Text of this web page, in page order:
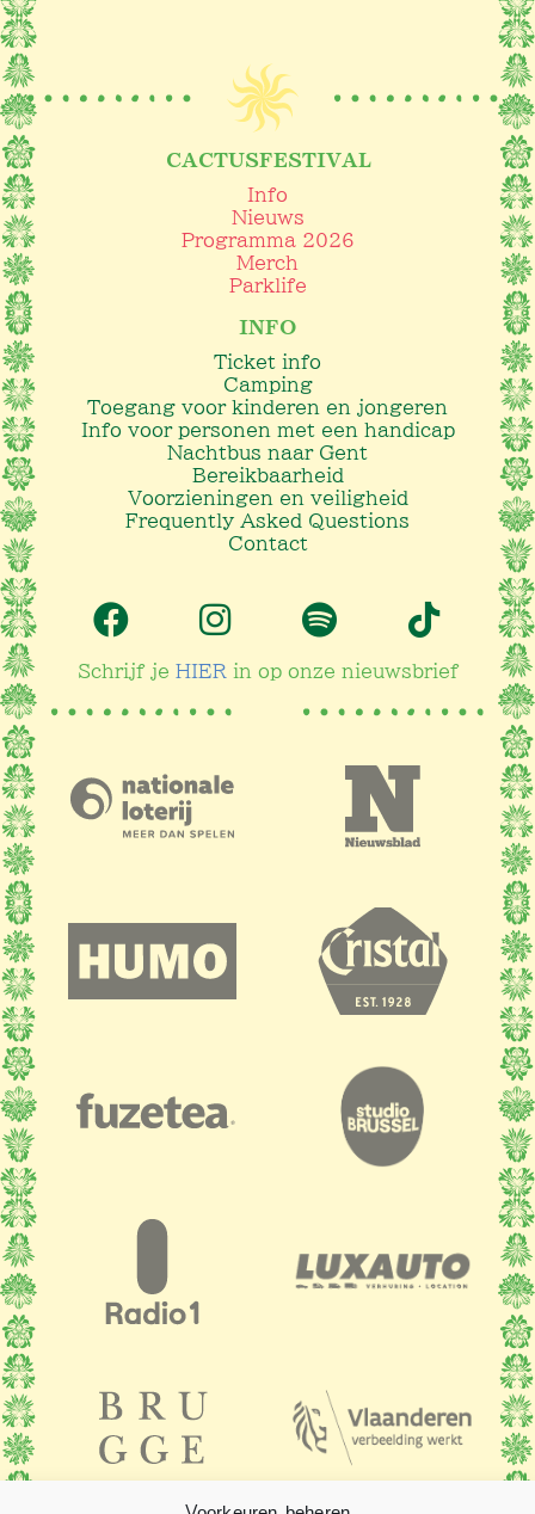
CACTUSFESTIVAL
Info
Nieuws
Programma 2026
Merch
Parklife
INFO
Ticket info
Camping
Toegang voor kinderen en jongeren
Info voor personen met een handicap
Nachtbus naar Gent
Bereikbaarheid
Voorzieningen en veiligheid
Frequently Asked Questions
Contact
Schrijf je HIER in op onze nieuwsbrief